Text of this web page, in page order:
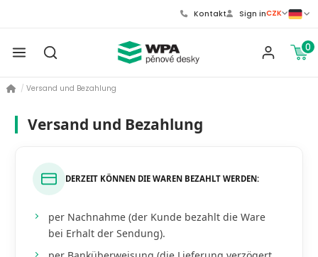
CZK
Kontakt Sign in
0
Versand und Bezahlung
Versand und Bezahlung
DERZEIT KÖNNEN DIE WAREN BEZAHLT WERDEN:
per Nachnahme (der Kunde bezahlt die Ware
bei Erhalt der Sendung).